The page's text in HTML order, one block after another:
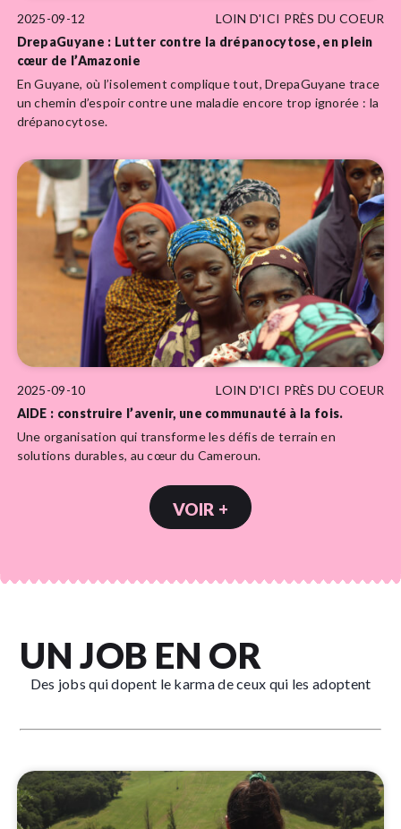
2025-09-12
LOIN D'ICI PRÈS DU COEUR
DrepaGuyane : Lutter contre la drépanocytose, en plein
cœur de l’Amazonie
En Guyane, où l’isolement complique tout, DrepaGuyane trace
un chemin d’espoir contre une maladie encore trop ignorée : la
drépanocytose.
2025-09-10
LOIN D'ICI PRÈS DU COEUR
AIDE : construire l’avenir, une communauté à la fois.
Une organisation qui transforme les défis de terrain en
solutions durables, au cœur du Cameroun.
VOIR +
UN JOB EN OR
Des jobs qui dopent le karma de ceux qui les adoptent